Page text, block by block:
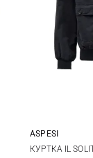
M
ASPESI
КУРТКА IL